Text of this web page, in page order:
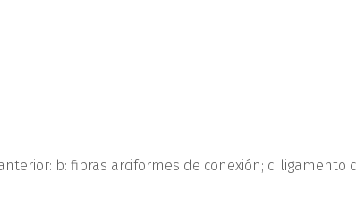
b: fibras arciformes de conexión; c: ligamento